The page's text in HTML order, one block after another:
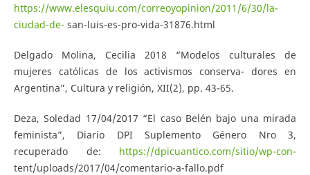
https://www.elesquiu.com/correoyopinion/2011/6/30/la-
ciudad-de- san-luis-es-pro-vida-31876.html
Delgado Molina, Cecilia 2018 “Modelos culturales de
mujeres católicas de los activismos conserva- dores en
Argentina”, Cultura y religión, XII(2), pp. 43-65.
Deza, Soledad 17/04/2017 “El caso Belén bajo una mirada
feminista”, Diario DPI Suplemento Género Nro 3,
recuperado de: https://dpicuantico.com/sitio/wp-con-
tent/uploads/2017/04/comentario-a-fallo.pdf